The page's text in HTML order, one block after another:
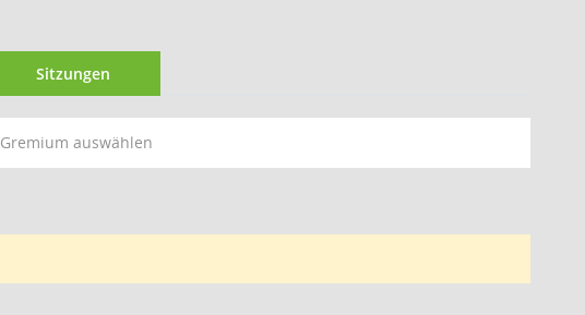
Sitzungen
Gremium auswählen